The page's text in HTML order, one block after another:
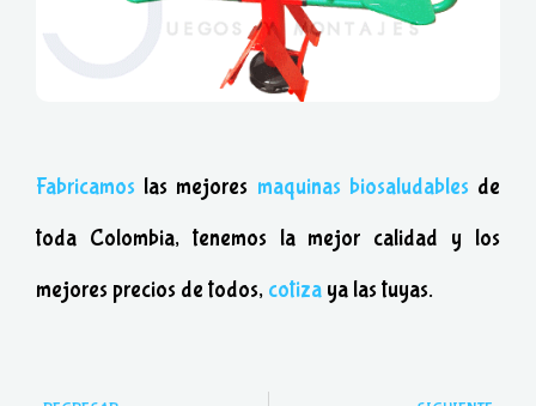
Fabricamos las mejores maquinas biosaludablesde
toda Colombia, tenemos la mejor calidad y los
mejores precios de todos, cotiza ya las tuyas.